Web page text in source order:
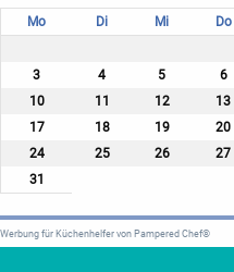
Mo Di Mi Do
3
4 5 6
10
11 12 13
17
18 19 20
24
25 26 27
31
Werbung für Küchenhelfer von Pampered Chef®